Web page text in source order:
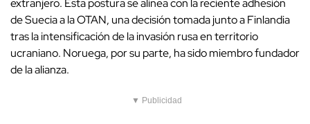
extranjero. Esta postura se alinea con la reciente adhesión
de Suecia a la OTAN, una decisión tomada junto a Finlandia
tras la intensificación de la invasión rusa en territorio
ucraniano. Noruega, por su parte, ha sido miembro fundador
de la alianza.
▼ Publicidad